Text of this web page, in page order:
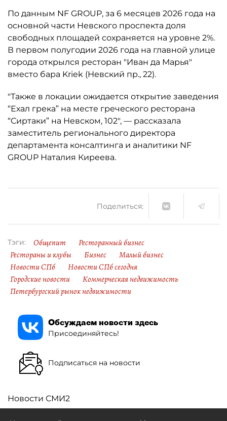
По данным NF GROUP, за 6 месяцев 2026 года на
основной части Невского проспекта доля
свободных площадей сохраняется на уровне 2%.
В первом полугодии 2026 года на главной улице
города открылся ресторан "Иван да Марья"
вместо бара Kriek (Невский пр., 22).
"Также в локации ожидается открытие заведения
“Ехал грека” на месте греческого ресторана
“Сиртаки” на Невском, 102", — рассказала
заместитель регионального директора
департамента консалтинга и аналитики NF
GROUP Наталия Киреева.
Поделиться:
Тэги: Общепит
Ресторанный бизнес
Рестораны и клубы
Бизнес
Малый бизнес
Новости СПб
Новости СПб сегодня
Городские новости
Коммерческая недвижимость
Петербургский рынок недвижимости
Обсуждаем новости здесь
Присоединяйтесь!
Подписаться на новости
Новости СМИ2